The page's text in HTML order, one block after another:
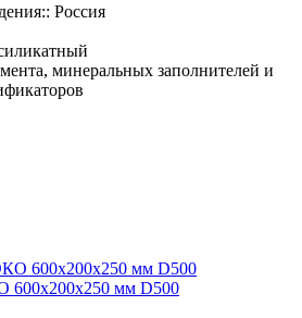
Россия
минеральных заполнителей и
600x200x250 мм D500